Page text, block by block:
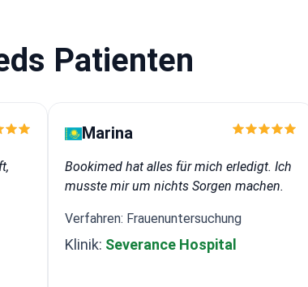
Patienten
Marina
Bookimed hat alles für mich erledigt. Ich
musste mir um nichts Sorgen machen.
Verfahren: Frauenuntersuchung
Klinik: Severance Hospital